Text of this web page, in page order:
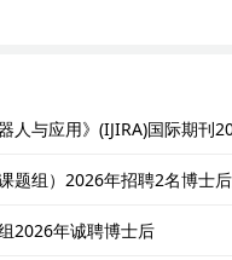
人与应用》(IJIRA)国际期刊
题组）2026年招聘2名博士
2026年诚聘博士后